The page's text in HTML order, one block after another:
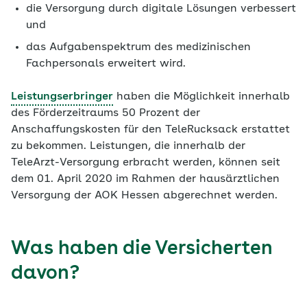
die Versorgung durch digitale Lösungen verbessert
und
das Aufgabenspektrum des medizinischen
Fachpersonals erweitert wird.
Leistungserbringer haben die Möglichkeit innerhalb
des Förderzeitraums 50 Prozent der
Anschaffungskosten für den TeleRucksack erstattet
zu bekommen. Leistungen, die innerhalb der
TeleArzt-Versorgung erbracht werden, können seit
dem 01. April 2020 im Rahmen der hausärztlichen
Versorgung der AOK Hessen abgerechnet werden.
Was haben die Versicherten
davon?